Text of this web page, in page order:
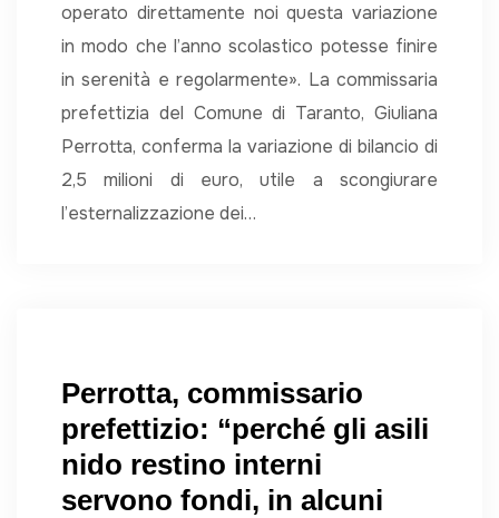
operato direttamente noi questa variazione
in modo che l’anno scolastico potesse finire
in serenità e regolarmente». La commissaria
prefettizia del Comune di Taranto, Giuliana
Perrotta, conferma la variazione di bilancio di
2,5 milioni di euro, utile a scongiurare
l’esternalizzazione dei…
Perrotta, commissario
prefettizio: “perché gli asili
nido restino interni
servono fondi, in alcuni